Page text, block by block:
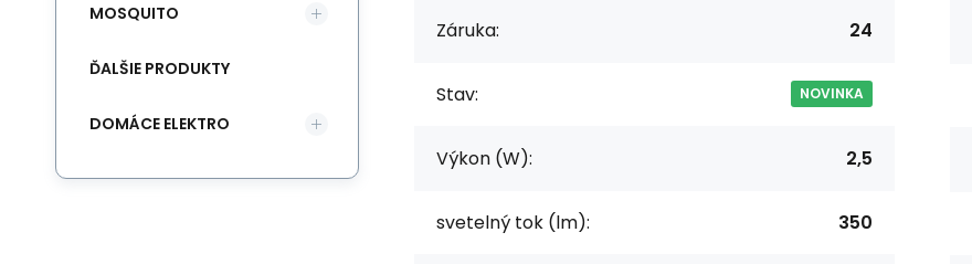
Záruka: 24
Stav: NOVINKA
Výkon (W): 2,5
svetelný tok (lm): 350
MOSQUITO
ĎALŠIE PRODUKTY
DOMÁCE ELEKTRO